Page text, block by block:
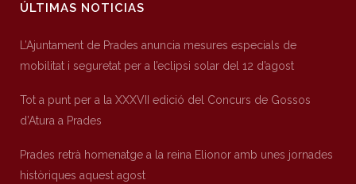
ÚLTIMAS NOTICIAS
L’Ajuntament de Prades anuncia mesures especials de
mobilitat i seguretat per a l’eclipsi solar del 12 d’agost
Tot a punt per a la XXXVII edició del Concurs de Gossos
d’Atura a Prades
Prades retrà homenatge a la reina Elionor amb unes jornades
històriques aquest agost